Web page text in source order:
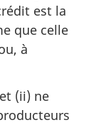
est la
que celle
à
(ii) ne